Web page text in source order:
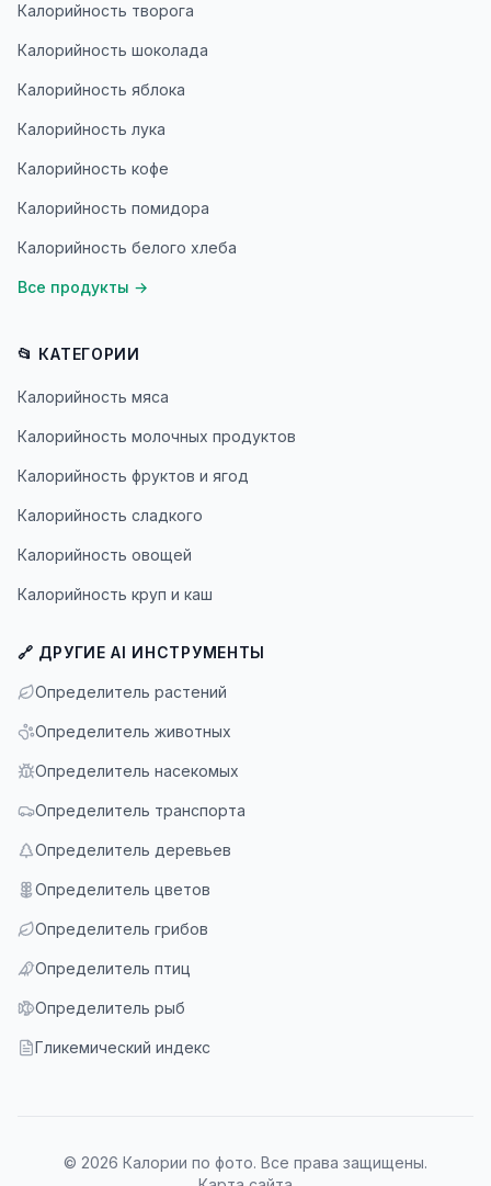
Калорийность творога
Калорийность шоколада
Калорийность яблока
Калорийность лука
Калорийность кофе
Калорийность помидора
Калорийность белого хлеба
Все продукты →
📂 КАТЕГОРИИ
Калорийность мяса
Калорийность молочных продуктов
Калорийность фруктов и ягод
Калорийность сладкого
Калорийность овощей
Калорийность круп и каш
🔗 ДРУГИЕ AI ИНСТРУМЕНТЫ
Определитель растений
Определитель животных
Определитель насекомых
Определитель транспорта
Определитель деревьев
Определитель цветов
Определитель грибов
Определитель птиц
Определитель рыб
Гликемический индекс
© 2026 Калории по фото. Все права защищены.